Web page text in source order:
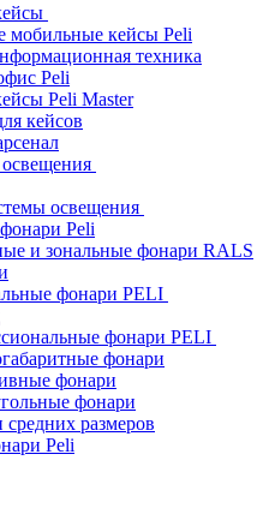
мобильные кейсы Peli
техника
Peli
Peli Master
кейсов
освещения
Peli
и зональные фонари RALS
фонари PELI
фонари PELI
фонари
фонари
фонари
размеров
Peli